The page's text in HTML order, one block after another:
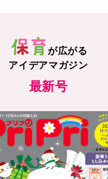
が広がる
アイデアマガジン
最新号